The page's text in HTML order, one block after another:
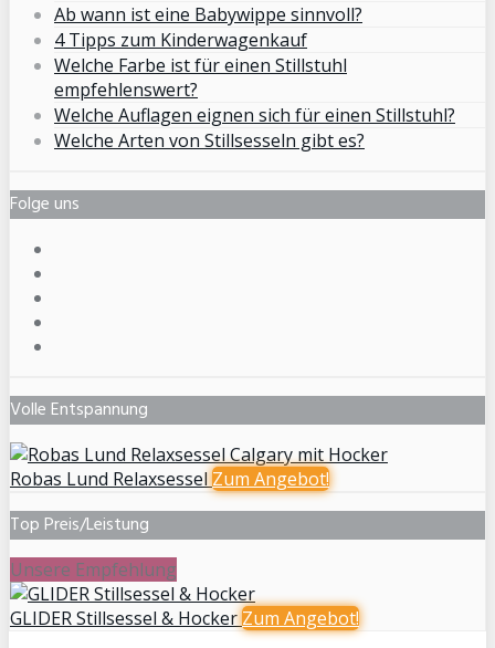
Ab wann ist eine Babywippe sinnvoll?
4 Tipps zum Kinderwagenkauf
Welche Farbe ist für einen Stillstuhl
empfehlenswert?
Welche Auflagen eignen sich für einen Stillstuhl?
Welche Arten von Stillsesseln gibt es?
Folge uns
Volle Entspannung
Robas Lund RelaxsesselZum Angebot!
Top Preis/Leistung
Unsere Empfehlung
GLIDER Stillsessel & HockerZum Angebot!